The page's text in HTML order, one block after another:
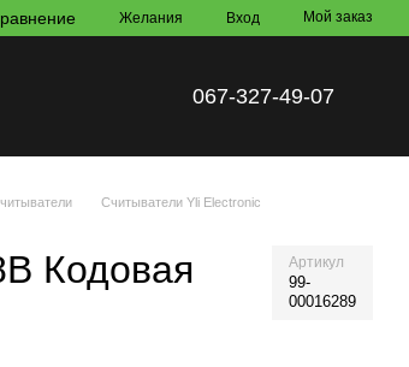
Желания Вход Мой заказ
067-327-49-07
Считыватели Yli Electronic
Кодовая
Артикул
99-
00016289